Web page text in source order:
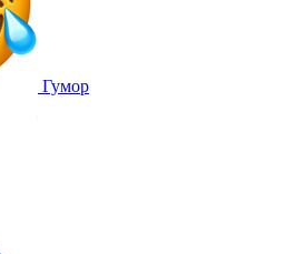
Гумор